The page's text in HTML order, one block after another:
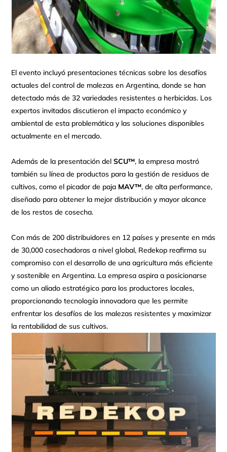
El evento incluyó presentaciones técnicas sobre los desafíos
actuales del control de malezas en Argentina, donde se han
detectado más de 32 variedades resistentes a herbicidas. Los
expertos invitados discutieron el impacto económico y
ambiental de esta problemática y las soluciones disponibles
actualmente en el mercado.
Además de la presentación delSCU™, la empresa mostró
también su línea de productos para la gestión de residuos de
cultivos, como el picador de paja MAV™, de alta performance,
diseñado para obtener la mejor distribución y mayor alcance
de los restos de cosecha.
Con más de 200 distribuidores en 12 países y presente en más
de 30,000 cosechadoras a nivel global, Redekop reafirma su
compromiso con el desarrollo de una agricultura más eficiente
y sostenible en Argentina. La empresa aspira a posicionarse
como un aliado estratégico para los productores locales,
proporcionando tecnología innovadora que les permite
enfrentar los desafíos de las malezas resistentes y maximizar
la rentabilidad de sus cultivos.